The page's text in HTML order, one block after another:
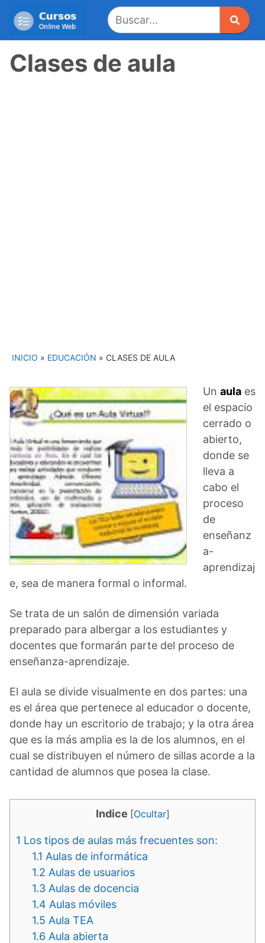
Clases de aula
INICIO » EDUCACIÓN » CLASES DE AULA
Un aula es
el espacio
cerrado o
abierto,
donde se
lleva a
cabo el
proceso
de
enseñanz
a-
aprendizaj
e, sea de manera formal o informal.
Se trata de un salón de dimensión variada
preparado para albergar a los estudiantes y
docentes que formarán parte del proceso de
enseñanza-aprendizaje.
El aula se divide visualmente en dos partes: una
es el área que pertenece al educador o docente,
donde hay un escritorio de trabajo; y la otra área
que es la más amplia es la de los alumnos, en el
cual se distribuyen el número de sillas acorde a la
cantidad de alumnos que posea la clase.
Indice [Ocultar]
1 Los tipos de aulas más frecuentes son:
1.1 Aulas de informática
1.2 Aulas de usuarios
1.3 Aulas de docencia
1.4 Aulas móviles
1.5 Aula TEA
1.6 Aula abierta